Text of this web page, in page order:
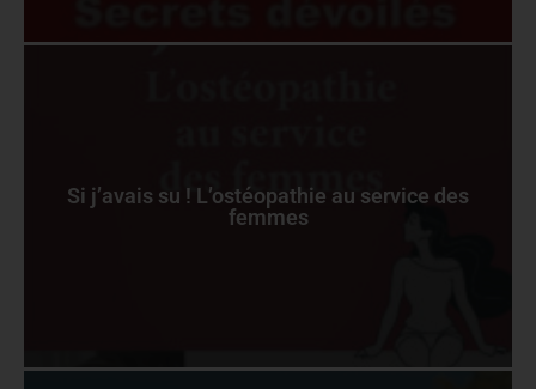
Si j’avais su ! L’ostéopathie au service des
femmes